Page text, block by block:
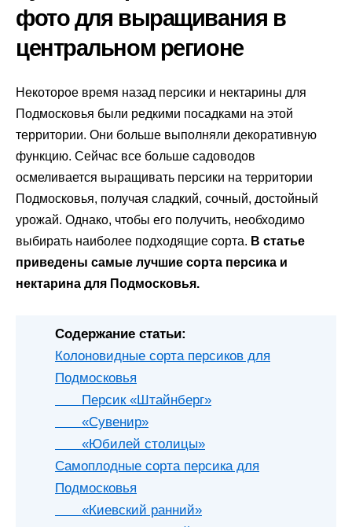
фото для выращивания в
центральном регионе
Некоторое время назад персики и нектарины для
Подмосковья были редкими посадками на этой
территории. Они больше выполняли декоративную
функцию. Сейчас все больше садоводов
осмеливается выращивать персики на территории
Подмосковья, получая сладкий, сочный, достойный
урожай. Однако, чтобы его получить, необходимо
выбирать наиболее подходящие сорта. В статье
приведены самые лучшие сорта персика и
нектарина для Подмосковья.
Содержание статьи:
Колоновидные сорта персиков для
Подмосковья
Персик «Штайнберг»
«Сувенир»
«Юбилей столицы»
Самоплодные сорта персика для
Подмосковья
«Киевский ранний»